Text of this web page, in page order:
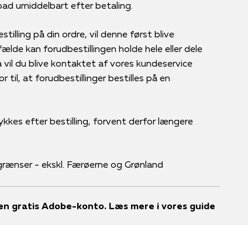
umiddelbart efter betaling.
på din ordre, vil denne først blive
kan forudbestillingen holde hele eller dele
du blive kontaktet af vores kundeservice
til, at forudbestillinger bestilles på en
efter bestilling, forvent derfor længere
- ekskl. Færøerne og Grønland
gratis Adobe-konto. Læs mere i vores guide